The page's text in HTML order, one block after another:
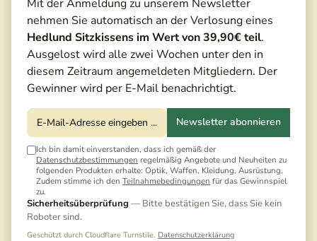
Mit der Anmeldung zu unserem Newsletter
nehmen Sie automatisch an der Verlosung eines
Hedlund Sitzkissens im Wert von 39,90€ teil.
Ausgelost wird alle zwei Wochen unter den in
diesem Zeitraum angemeldeten Mitgliedern. Der
Gewinner wird per E-Mail benachrichtigt.
Newsletter abonnieren
Ich bin damit einverstanden, dass ich gemäß der
Datenschutzbestimmungen regelmäßig Angebote und Neuheiten zu
folgenden Produkten erhalte: Optik, Waffen, Kleidung, Ausrüstung.
Zudem stimme ich den Teilnahmebedingungen für das Gewinnspiel
zu.
Sicherheitsüberprüfung — Bitte bestätigen Sie, dass Sie kein
Roboter sind.
Geschützt durch Cloudflare Turnstile. Datenschutzerklärung
20,00 €*
Preise inkl. MwSt. zzgl. Versandkosten